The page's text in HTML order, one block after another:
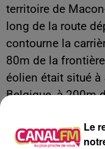
territoire de
long de la route
contourne la
80m de la
éolien était situé
Belgique, à 200m
premières
À L'ANTENNE
Le